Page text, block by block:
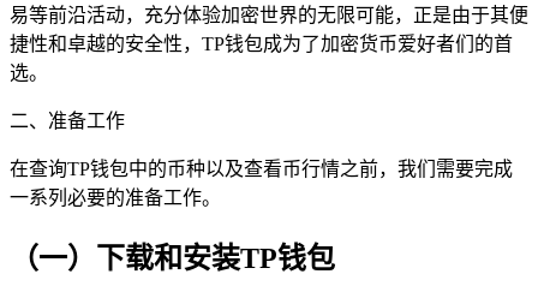
易等前沿活动，充分体验加密世界的无限可能，正是由于其便
捷性和卓越的安全性，TP钱包成为了加密货币爱好者们的首
选。
二、准备工作
在查询TP钱包中的币种以及查看币行情之前，我们需要完成
一系列必要的准备工作。
（一）下载和安装TP钱包